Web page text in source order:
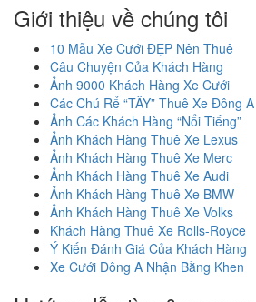
Giới thiệu về chúng tôi
10 Mẫu Xe Cưới ĐẸP Nên Thuê
Câu Chuyện Của Khách Hàng
Ảnh 9000 Khách Hàng Xe Cưới
Các Chú Rể “TÂY” Thuê Xe Đông A
Ảnh Các Khách Hàng “Nổi Tiếng”
Ảnh Khách Hàng Thuê Xe Lexus
Ảnh Khách Hàng Thuê Xe Merc
Ảnh Khách Hàng Thuê Xe Audi
Ảnh Khách Hàng Thuê Xe BMW
Ảnh Khách Hàng Thuê Xe Volks
Khách Hàng Thuê Xe Rolls-Royce
Ý Kiến Đánh Giá Của Khách Hàng
Xe Cưới Đông A Nhận Bằng Khen